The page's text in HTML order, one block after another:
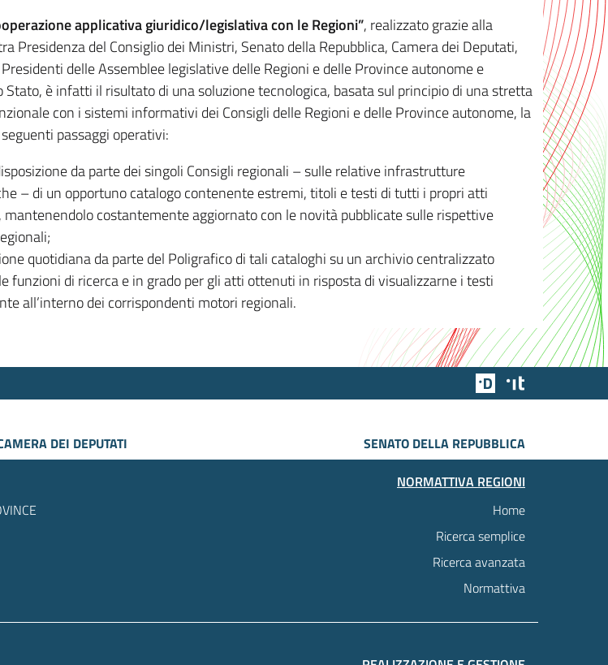
applicativa giuridico/legislativa con le Regioni”, realizzato grazie alla
Presidenza del Consiglio dei Ministri, Senato della Repubblica, Camera dei Deputati,
delle Assemblee legislative delle Regioni e delle Province autonome e
Stato, è infatti il risultato di una soluzione tecnologica, basata sul principio di una stretta
con i sistemi informativi dei Consigli delle Regioni e delle Province autonome, la
passaggi operativi:
da parte dei singoli Consigli regionali – sulle relative infrastrutture
– di un opportuno catalogo contenente estremi, titoli e testi di tutti i propri atti
costantemente aggiornato con le novità pubblicate sulle rispettive
quotidiana da parte del Poligrafico di tali cataloghi su un archivio centralizzato
funzioni di ricerca e in grado per gli atti ottenuti in risposta di visualizzarne i testi
all’interno dei corrispondenti motori regionali.
Team Digitale
DEI DEPUTATI
SENATO DELLA REPUBBLICA
NORMATTIVA REGIONI
Home
Ricerca semplice
Ricerca avanzata
Normattiva